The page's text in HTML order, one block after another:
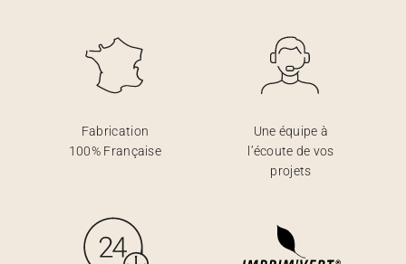
Fabrication
100% Française
Une équipe à
l’écoute de vos
projets